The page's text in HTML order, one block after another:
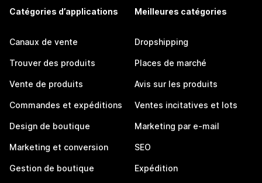
Catégories d’applications
Canaux de vente
Trouver des produits
Vente de produits
Commandes et expéditions
Design de boutique
Marketing et conversion
Gestion de boutique
Meilleures catégories
Dropshipping
Places de marché
Avis sur les produits
Ventes incitatives et lots
Marketing par e-mail
SEO
Expédition